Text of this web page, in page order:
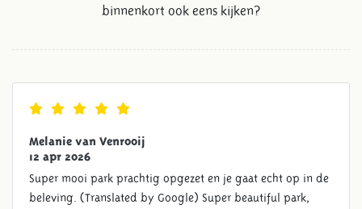
binnenkort ook eens kijken?
Melanie van Venrooij
12 apr 2026
Super mooi park prachtig opgezet en je gaat echt op in de
beleving. (Translated by Google) Super beautiful park,